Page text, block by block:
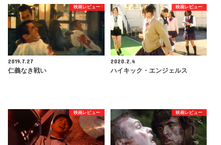
映画レビュー
2019.7.27
仁義なき戦い
映画レビュー
2020.2.4
ハイキック・エンジェルス
映画レビュー 映画レビュー